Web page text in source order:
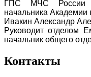
ГПС МЧС России
начальника
Ивакин Александр
Руководит отделом
начальник общего
Контакты